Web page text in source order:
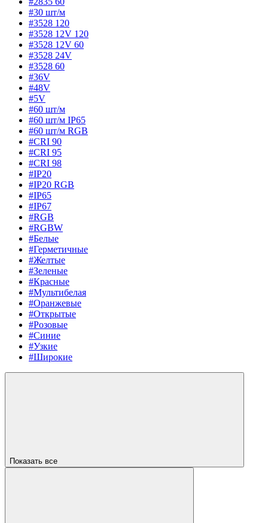
#30 шт/м
#3528 120
#3528 12V 120
#3528 12V 60
#3528 24V
#3528 60
#36V
#48V
#5V
#60 шт/м
#60 шт/м IP65
#60 шт/м RGB
#CRI 90
#CRI 95
#CRI 98
#IP20
#IP20 RGB
#IP65
#IP67
#RGB
#RGBW
#Белые
#Герметичные
#Желтые
#Зеленые
#Красные
#Мультибелая
#Оранжевые
#Открытые
#Розовые
#Синие
#Узкие
#Широкие
Показать все